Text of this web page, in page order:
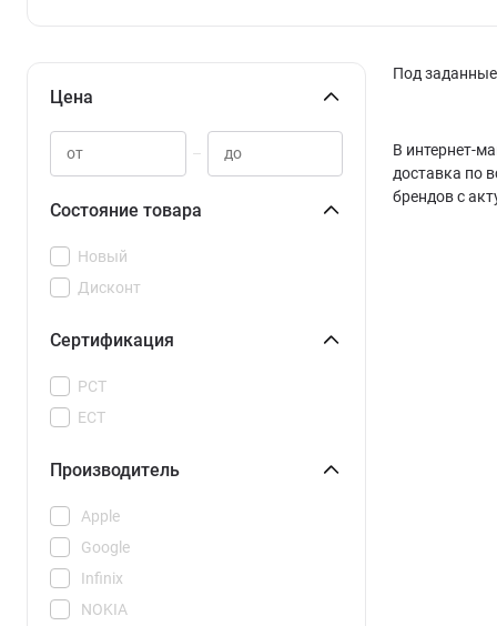
Цена
–
Состояние товара
Новый
Дисконт
Сертификация
РСТ
ЕСТ
Производитель
Apple
Google
Infinix
NOKIA
Под
В интернет-
доставка по
брендов с